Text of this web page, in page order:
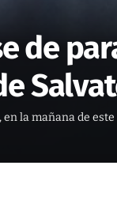
de
la mañana de